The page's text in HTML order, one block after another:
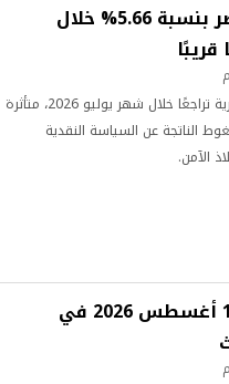
تراجع أسعار الفضة في مصر بنسبة 5.66% خلال
شهدت أسعار الفضة في السوق المصرية تراجعًا خلال شهر يوليو 2026، متأثرة
الناتجة عن السياسة النقدية
الآمن.
سعر الدولار اليوم السبت 1 أغسطس 2026 في